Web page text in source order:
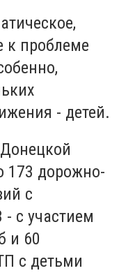
к проблеме
- детей.
173 дорожно-
с
с участием
и 60
с детьми